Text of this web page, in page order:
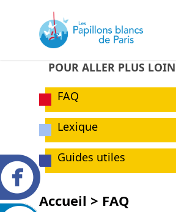
POUR ALLER PLUS LOIN
FAQ
Lexique
Guides utiles
Accueil > FAQ